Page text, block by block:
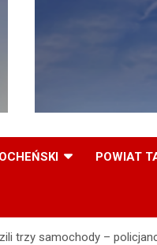
POWIAT
trzy samochody –